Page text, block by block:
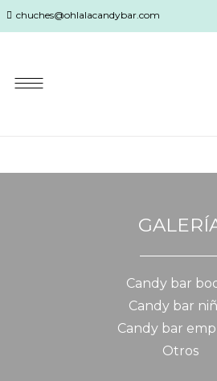
chuches@ohlalacandybar.com
Candy bar
Candy bar
Candy bar
Otros